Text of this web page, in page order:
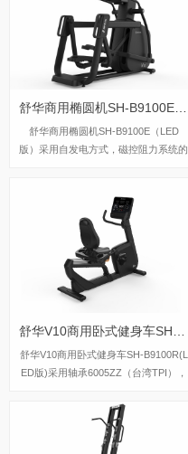
舒华商用椭圆机SH-B9100E（LED
版）采用自发电方式，磁控阻力系统的
508mm，适用于大多数人，现在锐强
体育旗舰店都有这一款椭圆机，欢迎前
来体验试机。
舒华V10商用卧式健身车SH-B9100R(L
ED版)采用轴承6005ZZ（台湾TPI），
是13.4英寸，具有水壶架和Ipad平板支
架、USB充电功能，管座可纵向调整3
00mm和水平调整50mm，张力旋钮采